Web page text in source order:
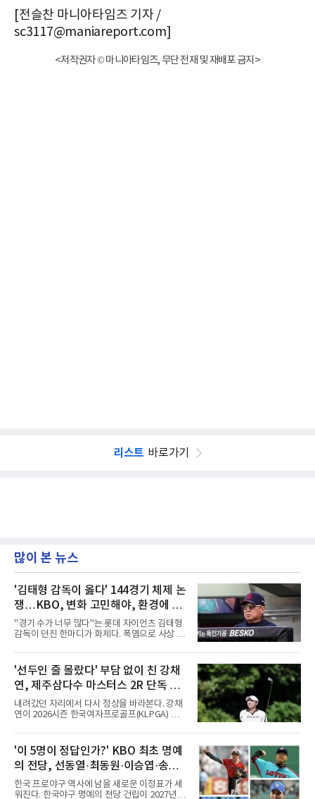
[전슬찬 마니아타임즈 기자 /
sc3117@maniareport.com]
<저작권자 © 마니아타임즈, 무단 전재 및 재배포 금지>
리스트 바로가기
많이 본 뉴스
'김태형 감독이 옳다' 144경기 체제 논
쟁…KBO, 변화 고민해야, 환경에 맞
는 경기 수가 바람직
"경기 수가 너무 많다"는 롯데 자이언츠 김태형
감독이 던진 한마디가 화제다. 폭염으로 사상 초
독은 단순히 더위를 이야기하지 않았다. 우천,
폭염, 부상 등 변수가 늘어나는 현실에서 현재
팀당 144경기 체제가 과연 지속 가능한지 질문
을 던졌다.물론 144경기가 세계적으로 특별히
많은 숫자는 아니다. 메이저리그는 팀당 162경
기, 일본프로야구도 143~144경기를 치른다. 숫
자만 놓고 보면 KBO가 유난히 혹사 구조라고 말
비교하기 어려울 정도로 폭염이 길어지고 강해
지고 있다. 여기에 장마, 이
'선두인 줄 몰랐다' 부담 없이 친 강채
연, 제주삼다수 마스터스 2R 단독 선
두
내려갔던 자리에서 다시 정상을 바라본다. 강채
연이 2026시즌 한국여자프로골프(KLPGA) 투어
억 원, 우승상금 1억8000만 원) 2라운드에서 단
독 선두로 도약했다.강채연은 7일 제주도 서귀
포의 테디밸리 골프앤리조트(파72)에서 열린 2
라운드에서 버디 5개와 보기 1개를 묶어 4언더
파 68타를 쳤다. 중간합계 9언더파 135타로 전
날 공동 4위에서 선두로 올라섰다. 공동 2위 그
'이 5명이 정답인가?' KBO 최초 명예
의 전당, 선동열·최동원·이승엽·송진
우·김응용을 둘러싼 논쟁
한국 프로야구 역사에 남을 새로운 이정표가 세
워진다. 한국야구 명예의 전당 건립이 2027년으